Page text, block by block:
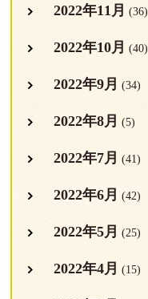
2022年11月 (36)
2022年10月 (40)
2022年9月 (34)
2022年8月 (5)
2022年7月 (41)
2022年6月 (42)
2022年5月 (25)
2022年4月 (15)